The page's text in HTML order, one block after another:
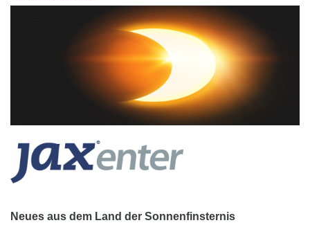
Neues aus dem Land der Sonnenfinsternis